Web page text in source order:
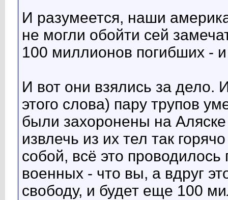
И разумеется, наши
не могли обойти сей
100 миллионов погибших -
И вот они взялись за дело.
этого слова) пару трупов
были захоронены на
извлечь из их тел так
собой, всё это
военных - что вы, а вдруг
свободу, и будет еще 100